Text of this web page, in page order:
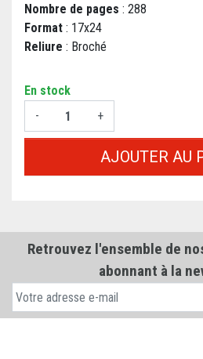
Nombre de pages : 288
Format : 17x24
Reliure : Broché
En stock
-
+
AJOUTER AU
Retrouvez l'ensemble de
abonnant à la